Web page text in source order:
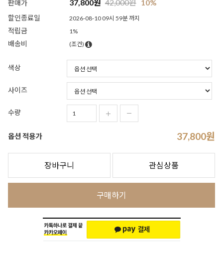
판매가 37,800원 42,000원 10%
할인종료일 2026-08-10 09시 59분 까지
적립금 1%
배송비 (조건)
색상
사이즈
수량
옵션 적용가 37,800원
장바구니 관심상품
구매하기